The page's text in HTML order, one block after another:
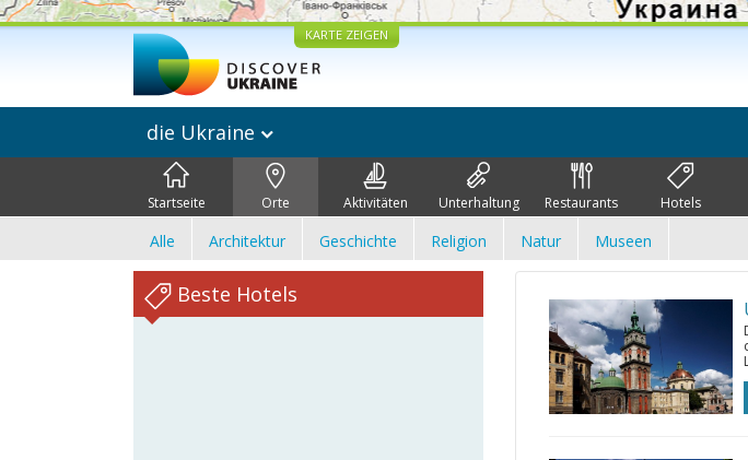
KARTE ZEIGEN
die Ukraine
Startseite Orte Aktivitäten Unterhaltung Restaurants Hotels
Alle Architektur Geschichte Religion Natur Museen
Beste Hotels